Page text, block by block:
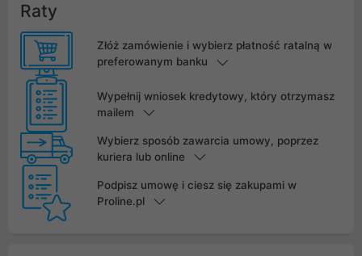
Raty
Złóż zamówienie i wybierz płatność ratalną w
preferowanym banku
Wypełnij wniosek kredytowy, który otrzymasz
mailem
Wybierz sposób zawarcia umowy, poprzez
kuriera lub online
Podpisz umowę i ciesz się zakupami w
Proline.pl